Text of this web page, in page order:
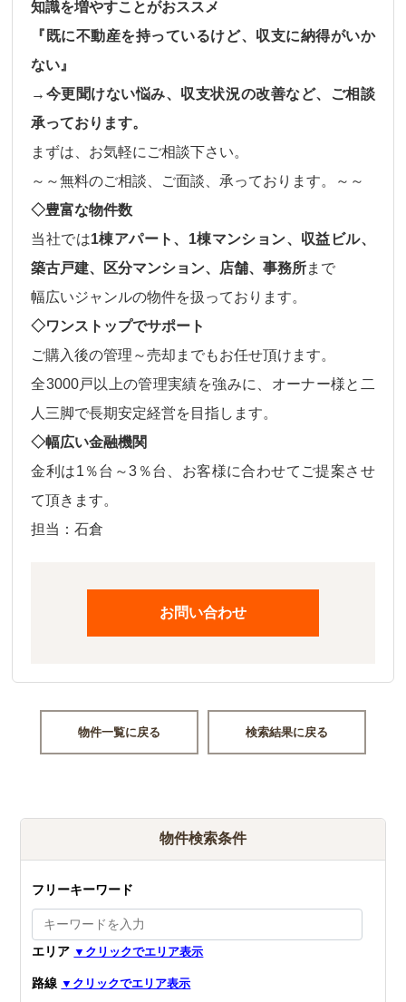
知識を増やすことがおススメ
『既に不動産を持っているけど、収支に納得がいか
ない』
→今更聞けない悩み、収支状況の改善など、ご相談
承っております。
まずは、お気軽にご相談下さい。
～～無料のご相談、ご面談、承っております。～～
◇豊富な物件数
当社では1棟アパート、1棟マンション、収益ビル、
築古戸建、区分マンション、店舗、事務所まで
幅広いジャンルの物件を扱っております。
◇ワンストップでサポート
ご購入後の管理～売却 までもお任せ頂けます。
全3000戸以上の管理実績を強みに、オーナー様と二
人三脚で長期安定経営を目指します。
◇幅広い金融機関
金利は1％台～3％台、 お客様に合わせてご提案させ
て頂きます。
担当：石倉
お問い合わせ
物件一覧に戻る 検索結果に戻る
物件検索条件
フリーキーワード
エリア
路線